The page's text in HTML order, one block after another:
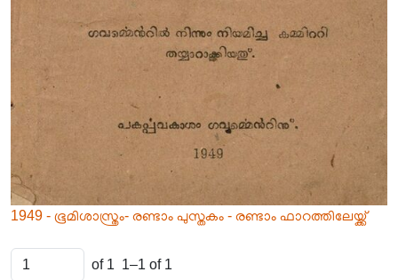
1949 - ഭൂമിശാസ്ത്രം- രണ്ടാം പുസ്തകം - രണ്ടാം ഫാറത്തിലേയ്ക്ക്
of 1 1–1 of 1